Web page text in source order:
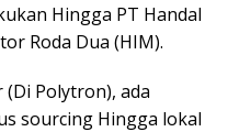
Hingga PT Handal
Roda Dua (HIM).
Polytron), ada
sourcing Hingga lokal